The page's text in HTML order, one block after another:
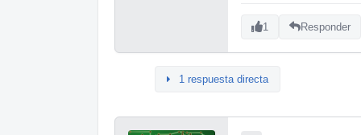
1 Responder
1 respuesta directa